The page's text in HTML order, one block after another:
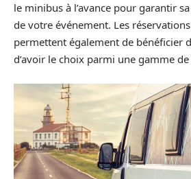
le minibus à l’avance pour garantir
de votre événement. Les
permettent également de bénéficier
d’avoir le choix parmi une gamme